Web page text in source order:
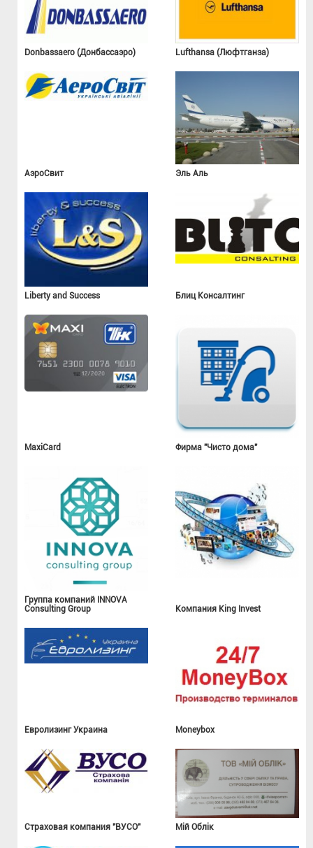
Donbassaero (Донбассаэро) Lufthansa (Люфтганза)
АэроСвит Эль Аль
Liberty and Success Блиц Консалтинг
MaxiCard Фирма "Чисто дома"
Группа компаний INNOVA
Consulting Group
Компания King Invest
Евролизинг Украина Moneybox
Страховая компания "ВУСО" Мій Облік